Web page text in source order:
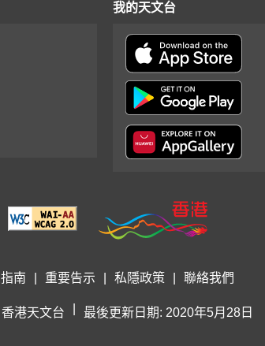
我的天文台
南 重要告示 私隱政策 聯絡我們
港天文台 最後更新日期: 2020年5月28日